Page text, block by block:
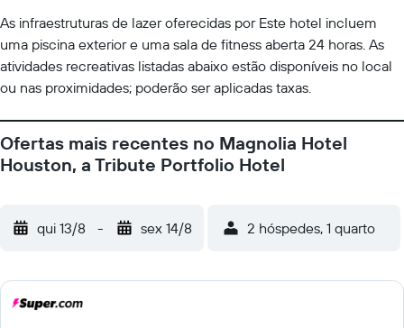
As infraestruturas de lazer oferecidas por Este hotel incluem
uma piscina exterior e uma sala de fitness aberta 24 horas. As
atividades recreativas listadas abaixo estão disponíveis no local
ou nas proximidades; poderão ser aplicadas taxas.
Ofertas mais recentes no Magnolia Hotel
Houston, a Tribute Portfolio Hotel
qui 13/8 - sex 14/8 2 hóspedes, 1 quarto